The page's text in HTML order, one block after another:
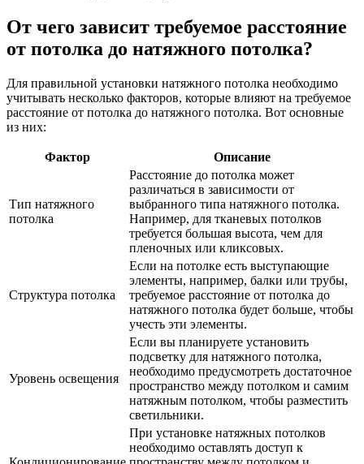
От чего зависит требуемое расстояние
от потолка до натяжного потолка?
Для правильной установки натяжного потолка необходимо
учитывать несколько факторов, которые влияют на требуемое
расстояние от потолка до натяжного потолка. Вот основные
из них:
Фактор Описание
Тип натяжного
потолка
Расстояние до потолка может
различаться в зависимости от
выбранного типа натяжного потолка.
Например, для тканевых потолков
требуется большая высота, чем для
пленочных или кликсовых.
Структура потолка
Если на потолке есть выступающие
элементы, например, балки или трубы,
требуемое расстояние от потолка до
натяжного потолка будет больше, чтобы
учесть эти элементы.
Уровень освещения
Если вы планируете установить
подсветку для натяжного потолка,
необходимо предусмотреть достаточное
пространство между потолком и самим
натяжным потолком, чтобы разместить
светильники.
При установке натяжных потолков
необходимо оставлять доступ к